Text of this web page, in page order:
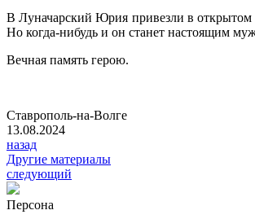
В Луначарский Юрия привезли в открытом
Но когда-нибудь и он станет настоящим
Вечная память герою.
Ставрополь-на-Волге
13.08.2024
назад
Другие материалы
следующий
Персона